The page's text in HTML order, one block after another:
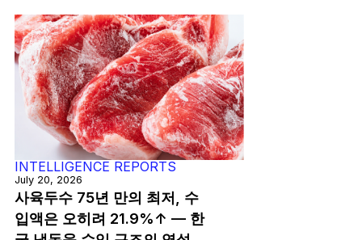
INTELLIGENCE REPORTS
July 20, 2026
사육두수 75년 만의 최저, 수
입액은 오히려 21.9%↑ — 한